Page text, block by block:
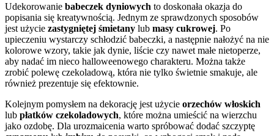
Udekorowanie babeczek dyniowych to doskonała okazja do
popisania się kreatywnością. Jednym ze sprawdzonych sposobów
jest użycie zastygniętej śmietany lub masy cukrowej. Po
upieczeniu wystarczy schłodzić babeczki, a następnie nałożyć na nie
kolorowe wzory, takie jak dynie, liście czy nawet małe nietoperze,
aby nadać im nieco halloweenowego charakteru. Można także
zrobić polewę czekoladową, która nie tylko świetnie smakuje, ale
również prezentuje się efektownie.
Kolejnym pomysłem na dekorację jest użycie orzechów włoskich
lub płatków czekoladowych, które można umieścić na wierzchu
jako ozdobę. Dla urozmaicenia warto spróbować dodać szczyptę